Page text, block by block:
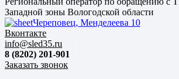
Западной зоны Вологодской области
Череповец, Менделеева 10
Вконтакте
info@sled35.ru
8 (8202) 201-901
Заказать звонок